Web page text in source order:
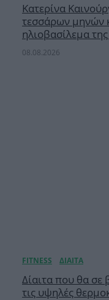
Κατερίνα
τεσσάρων μηνών
ηλιοβασίλεμα
08.08.2026
Δίαιτα που θα σε
τις υψηλές